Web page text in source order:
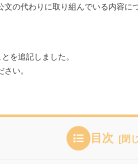
の代わりに取り組んでいる内容に
を追記しました。
い。
目次